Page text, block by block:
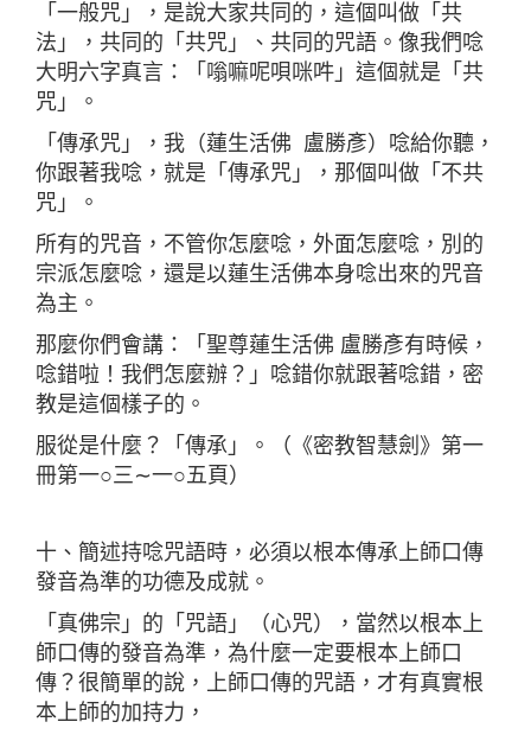
「一般咒」，是說大家共同的，這個叫做「共
法」，共同的「共咒」、共同的咒語。像我們唸
大明六字真言：「嗡嘛呢唄咪吽」這個就是「共
咒」。
「傳承咒」，我（蓮生活佛 盧勝彥）唸給你聽，
你跟著我唸，就是「傳承咒」，那個叫做「不共
咒」。
所有的咒音，不管你怎麼唸，外面怎麼唸，別的
宗派怎麼唸，還是以蓮生活佛本身唸出來的咒音
為主。
那麼你們會講：「聖尊蓮生活佛 盧勝彥有時候，
唸錯啦！我們怎麼辦？」唸錯你就跟著唸錯，密
教是這個樣子的。
服從是什麼？「傳承」。（《密教智慧劍》第一
冊第一○三∼一○五頁）
十、簡述持唸咒語時，必須以根本傳承上師口傳
發音為準的功德及成就。
「真佛宗」的「咒語」（心咒），當然以根本上
師口傳的發音為準，為什麼一定要根本上師口
傳？很簡單的說，上師口傳的咒語，才有真實根
本上師的加持力，